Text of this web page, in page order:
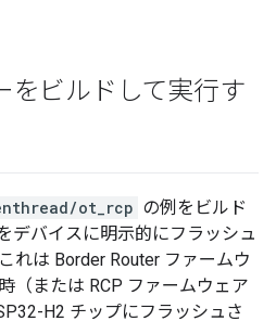
をビルドして実行す
ot_rcp の例をビルド
デバイスに明示的にフラッシュ
れは Border Router ファームウ
（または RCP ファームウェア
H2 チップにフラッシュさ